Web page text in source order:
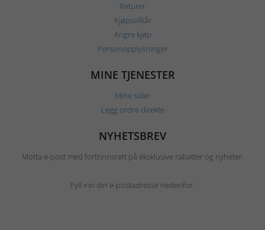
Returer
Kjøpsvilkår
Angre kjøp
Personopplysninger
MINE TJENESTER
Mine sider
Legg ordre direkte
NYHETSBREV
Motta e-post med fortrinnsrett på eksklusive rabatter og nyheter.
Fyll inn din e-postadresse nedenfor.